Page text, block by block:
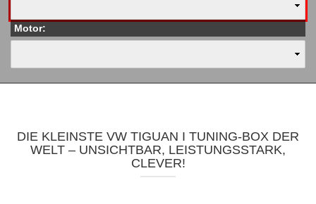
Motor:
DIE KLEINSTE VW TIGUAN I TUNING-BOX DER
WELT – UNSICHTBAR, LEISTUNGSSTARK,
CLEVER!